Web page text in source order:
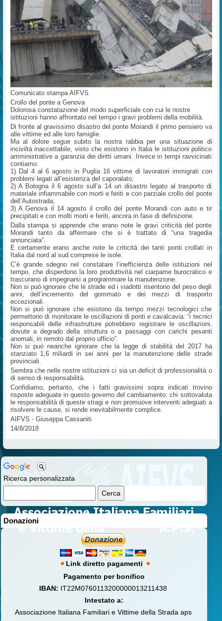
Ricerca personalizzata
Donazioni
Link diretto pagamenti
Pagamento per bonifico
IBAN: IT22M0760113200000013211438
Intestato a:
Associazione Italiana Familiari e Vittime della Strada aps
Comunicato stampa AIFVS
Crollo del ponte a Genova
Dolorosa constatazione del modo superficiale con cui le nostre
istituzioni hanno affrontato nel tempo i gravi problemi della mobilità.
Di fronte al gravissimo disastro del ponte Morandi il primo pensiero va
alle vittime ed alle loro famiglie.
Ma al dolore segue subito la nostra rabbia per una situazione di
inciviltà inaccettabile, visto che esistono in Italia le istituzioni politico
amministrative a garanzia dei diritti umani. Invece in tempi ravvicinati
contiamo:
1) Dal 4 al 6 agosto in Puglia 16 vittime di lavoratori immigrati con
problemi legati all’esistenza del caporalato;
2) A Bologna il 6 agosto sull’a 14 un disastro legato al trasporto di
materiale infiammabile con morti e feriti e con parziale crollo del ponte
dell’Autostrada;
3) A Genova il 14 agosto il crollo del ponte Morandi con auto e tir
precipitati e con molti morti e feriti, ancora in fase di definizione.
Dalla stampa si apprende che erano note le gravi criticità del ponte
Morandi tanto da affermare che si è trattato di “una tragedia
annunciata”.
E certamente erano anche note le criticità dei tanti ponti crollati in
Italia dal nord al sud comprese le isole.
C’è grande sdegno nel constatare l’inefficienza delle istituzioni nel
tempo, che disperdono la loro produttività nel ciarpame burocratico e
trascurano di impegnarsi a programmare la manutenzione.
Non si può ignorare che le strade ed i viadotti risentono del peso degli
anni, dell’incremento del gommato e dei mezzi di trasporto
eccezionali.
Non si può ignorare che esistono da tempo mezzi tecnologici che
permettono di monitorare le oscillazioni di ponti e cavalcavia: “i tecnici
responsabili delle infrastrutture potrebbero registrare le oscillazioni,
dovute a degrado della struttura o a passaggi con carichi pesanti
anomali, in remoto dal proprio ufficio”.
Non si può neanche ignorare che la legge di stabilità del 2017 ha
stanziato 1,6 miliardi in sei anni per la manutenzione delle strade
provinciali.
Sembra che nelle nostre istituzioni ci sia un deficit di professionalità o
di senso di responsabilità.
Confidiamo, pertanto, che i fatti gravissimi sopra indicati trovino
risposte adeguate in questo governo del cambiamento: chi sottovaluta
le responsabilità di queste stragi e non promuove interventi adeguati a
risolvere le cause, si rende inevitabilmente complice.
AIFVS - Giuseppa Cassaniti
14/8/2018